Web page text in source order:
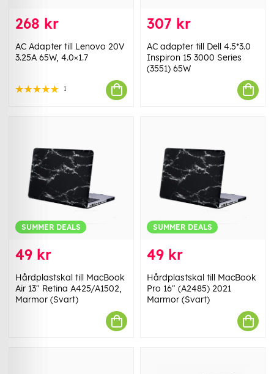
268 kr
AC Adapter till Lenovo 20V
3.25A 65W, 4.0×1.7
1
307 kr
AC adapter till Dell 4.5*3.0
Inspiron 15 3000 Series
(3551) 65W
SUMMER DEALS
49 kr
Hårdplastskal till MacBook
Air 13" Retina A425/A1502,
Marmor (Svart)
SUMMER DEALS
49 kr
Hårdplastskal till MacBook
Pro 16" (A2485) 2021
Marmor (Svart)